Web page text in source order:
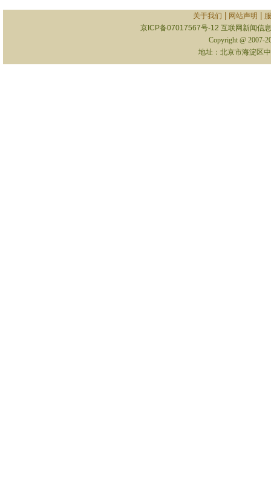
关于我们 网站声明
京ICP备07017567号-12 互联网新闻信
Copyright @ 2007-
地址：北京市海淀区